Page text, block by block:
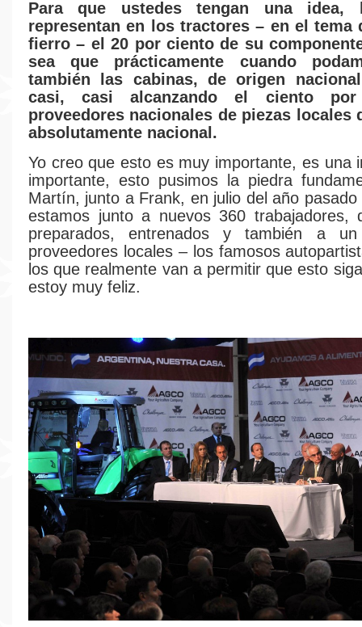
Para que ustedes tengan una idea,
representan en los tractores – en el tema
fierro – el 20 por ciento de su
sea que prácticamente cuando
también las cabinas, de origen
casi, casi alcanzando el ciento
proveedores nacionales de piezas locales
absolutamente nacional.
Yo creo que esto es muy importante, es una
importante, esto pusimos la piedra
Martín, junto a Frank, en julio del año
estamos junto a nuevos 360 trabajadores,
preparados, entrenados y también a
proveedores locales – los famosos
los que realmente van a permitir que esto
estoy muy feliz.